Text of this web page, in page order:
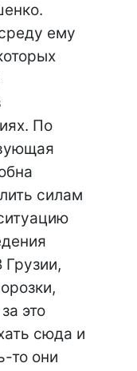
ему
По
силам
Грузии,
это
сюда и
то они